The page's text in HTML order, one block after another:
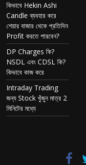
কিভাবে Hekin Ashi
Candle ব্যবহার করে
শেয়ার বাজার থেকে প্রতিদিন
Profit করতে পারবেন?
DP Charges কি?
NSDL এবং CDSL কি?
কিভাবে কাজ করে
Intraday Trading
জন্য Stock খুঁজুন মাত্র 2
মিনিটের মধ্যে